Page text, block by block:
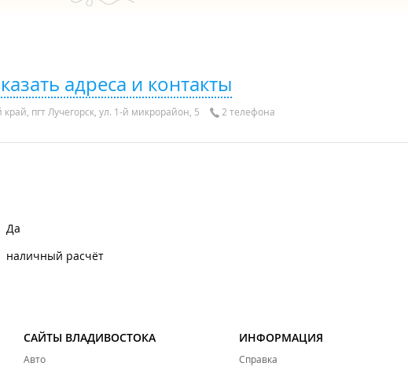
адреса и контакты
пгт Лучегорск, ул. 1-й микрорайон, 5 2 телефона
Да
наличный расчёт
САЙТЫ ВЛАДИВОСТОКА
Авто
ИНФОРМАЦИЯ
Справка